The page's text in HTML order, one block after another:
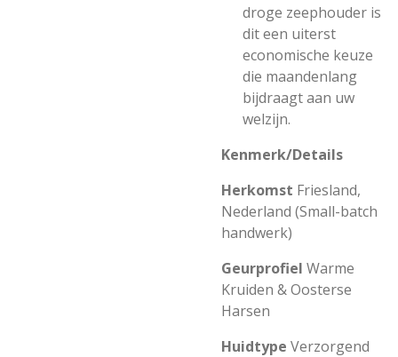
droge zeephouder is
dit een uiterst
economische keuze
die maandenlang
bijdraagt aan uw
welzijn.
Kenmerk/Details
Herkomst Friesland,
Nederland (Small-batch
handwerk)
Geurprofiel Warme
Kruiden & Oosterse
Harsen
Huidtype Verzorgend